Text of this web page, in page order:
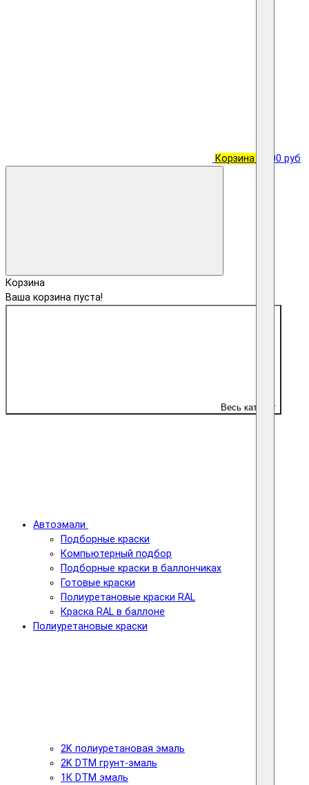
Корзина 0.00 руб
Корзина
Ваша корзина пуста!
Весь каталог
Автоэмали
Подборные краски
Компьютерный подбор
Подборные краски в баллончиках
Готовые краски
Полиуретановые краски RAL
Краска RAL в баллоне
Полиуретановые краски
2K полиуретановая эмаль
2K DTM грунт-эмаль
1К DTM эмаль